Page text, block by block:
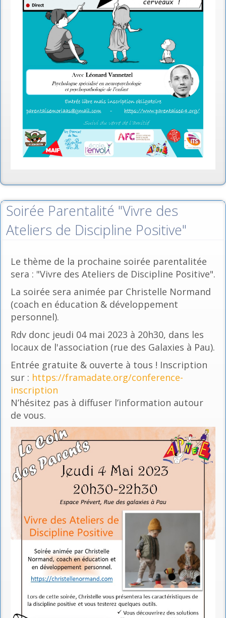
Soirée Parentalité "Vivre des
Ateliers de Discipline Positive"
Le thème de la prochaine soirée parentalitée
sera : "Vivre des Ateliers de Discipline Positive".
La soirée sera animée par Christelle Normand
(coach en éducation & développement
personnel).
Rdv donc jeudi 04 mai 2023 à 20h30, dans les
locaux de l'association (rue des Galaxies à Pau).
Entrée gratuite & ouverte à tous ! Inscription
sur : https://framadate.org/conference-
inscription
N’hésitez pas à diffuser l’information autour
de vous.